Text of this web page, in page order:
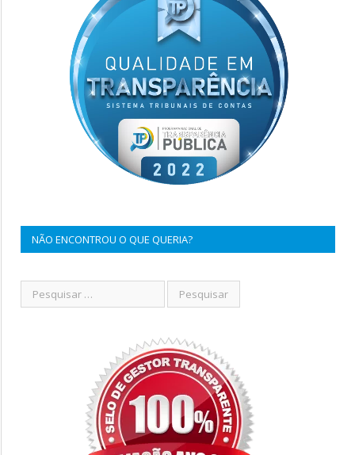
NÃO ENCONTROU O QUE QUERIA?